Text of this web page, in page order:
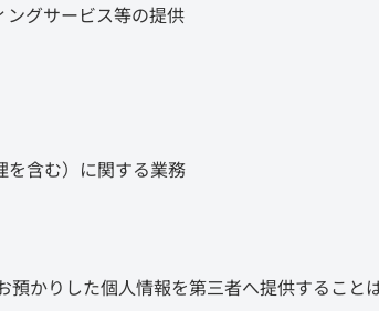
ングサービス等の提供
を含む）に関する業務
かりした個人情報を第三者へ提供すること